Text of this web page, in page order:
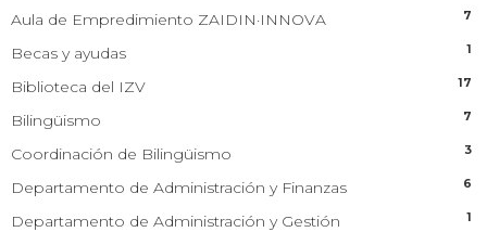
Aula de Empredimiento ZAIDIN·INNOVA 7
Becas y ayudas 1
Biblioteca del IZV 17
Bilingüismo 7
Coordinación de Bilingüismo 3
Departamento de Administración y Finanzas 6
Departamento de Administración y Gestión 1